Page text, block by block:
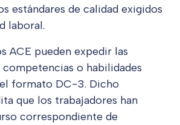
estándares de calidad exigidos
laboral.
ACE pueden expedir las
o habilidades
formato DC-3. Dicho
que los trabajadores han
correspondiente de